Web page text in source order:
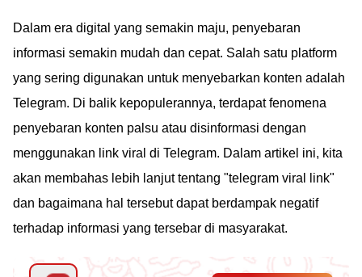
Dalam era digital yang semakin maju, penyebaran
informasi semakin mudah dan cepat. Salah satu platform
yang sering digunakan untuk menyebarkan konten adalah
Telegram. Di balik kepopulerannya, terdapat fenomena
penyebaran konten palsu atau disinformasi dengan
menggunakan link viral di Telegram. Dalam artikel ini, kita
akan membahas lebih lanjut tentang "telegram viral link"
dan bagaimana hal tersebut dapat berdampak negatif
terhadap informasi yang tersebar di masyarakat.